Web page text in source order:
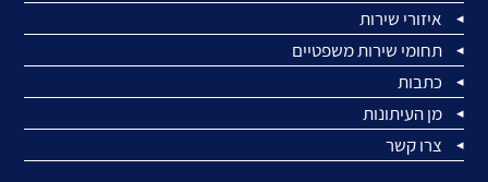
איזורי שירות
תחומי שירות משפטיים
כתבות
מן העיתונות
צרו קשר